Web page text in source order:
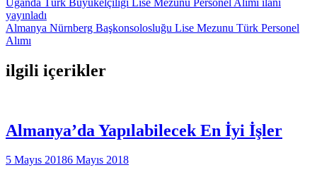
Yazı
gezinmesi
yayınladı
Almanya Nürnberg Başkonsolosluğu Lise Mezunu Türk Personel
Alımı
ilgili içerikler
Almanya’da Yapılabilecek En İyi İşler
5 Mayıs 20186 Mayıs 2018